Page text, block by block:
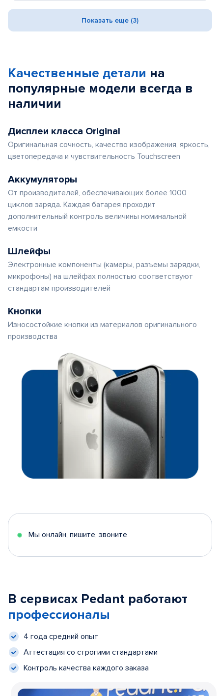
Показать еще (3)
Качественные детали на
популярные модели всегда в
наличии
Дисплеи класса Original
Оригинальная сочность, качество изображения, яркость,
цветопередача и чувствительность Touchscreen
Аккумуляторы
От производителей, обеспечивающих более 1000
циклов заряда. Каждая батарея проходит
дополнительный контроль величины номинальной
емкости
Шлейфы
Электронные компоненты (камеры, разъемы зарядки,
микрофоны) на шлейфах полностью соответствуют
стандартам производителей
Кнопки
Износостойкие кнопки из материалов оригинального
производства
Мы онлайн, пишите, звоните
В сервисах Pedant работают
профессионалы
4 года средний опыт
Аттестация со строгими стандартами
Контроль качества каждого заказа